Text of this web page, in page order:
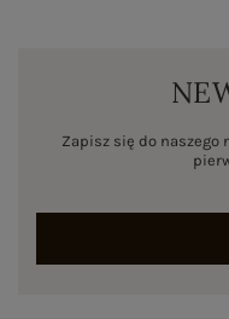
Zapisz się do naszego